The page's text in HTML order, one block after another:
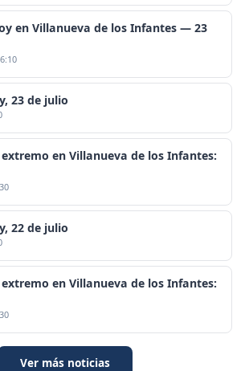
en Villanueva de los Infantes — 23
23 de julio
en Villanueva de los Infantes:
22 de julio
en Villanueva de los Infantes:
Ver más noticias